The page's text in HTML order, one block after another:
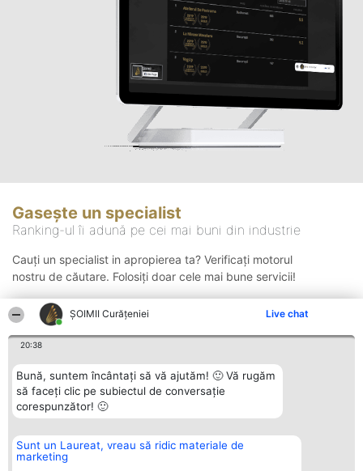
ȘOIMII Curățeniei Live chat
20:38
Bună, suntem încântați să vă ajutăm! 🙂 Vă rugăm
să faceți clic pe subiectul de conversație
corespunzător! 🙂
Sunt un Laureat, vreau să ridic materiale de
marketing
Gasește un specialist
Ranking-ul îi adună pe cei mai buni din industrie
Cauți un specialist in apropierea ta? Verificați motorul
nostru de căutare. Folosiți doar cele mai bune servicii!
Organizator Ranking
BRIGHT SOLUTIONS BR SRL
Plebiscyt Contact